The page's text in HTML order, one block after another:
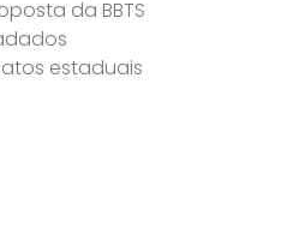
da BBTS
estaduais